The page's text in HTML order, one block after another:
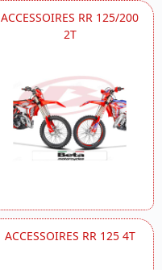
ACCESSOIRES RR 125/200
2T
ACCESSOIRES RR 125 4T